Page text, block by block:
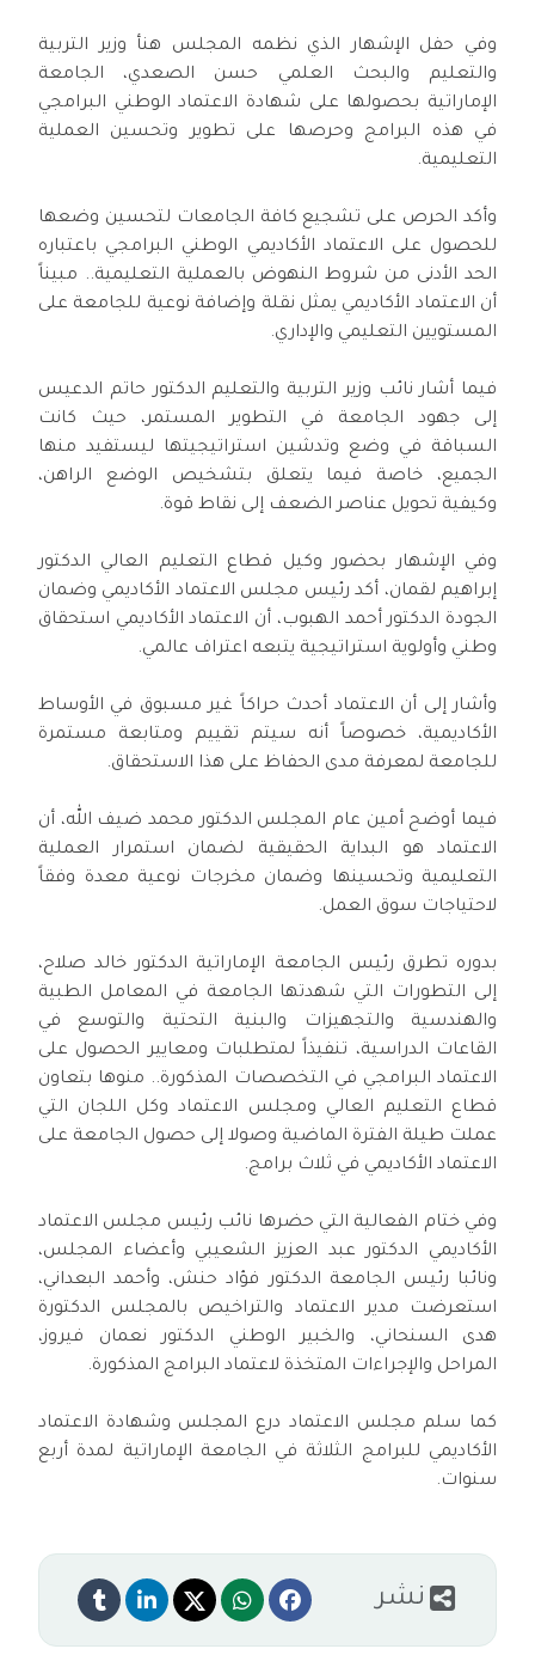
وفي حفل الإشهار الذي نظمه المجلس هنأ وزير التربية
والتعليم والبحث العلمي حسن الصعدي، الجامعة
الإماراتية بحصولها على شهادة الاعتماد الوطني البرامجي
في هذه البرامج وحرصها على تطوير وتحسين العملية
التعليمية.
وأكد الحرص على تشجيع كافة الجامعات لتحسين وضعها
للحصول على الاعتماد الأكاديمي الوطني البرامجي باعتباره
الحد الأدنى من شروط النهوض بالعملية التعليمية.. مبيناً
أن الاعتماد الأكاديمي يمثل نقلة وإضافة نوعية للجامعة على
المستويين التعليمي والإداري.
فيما أشار نائب وزير التربية والتعليم الدكتور حاتم الدعيس
إلى جهود الجامعة في التطوير المستمر، حيث كانت
السباقة في وضع وتدشين استراتيجيتها ليستفيد منها
الجميع، خاصة فيما يتعلق بتشخيص الوضع الراهن،
وكيفية تحويل عناصر الضعف إلى نقاط قوة.
وفي الإشهار بحضور وكيل قطاع التعليم العالي الدكتور
إبراهيم لقمان، أكد رئيس مجلس الاعتماد الأكاديمي وضمان
الجودة الدكتور أحمد الهبوب، أن الاعتماد الأكاديمي استحقاق
وطني وأولوية استراتيجية يتبعه اعتراف عالمي.
وأشار إلى أن الاعتماد أحدث حراكاً غير مسبوق في الأوساط
الأكاديمية، خصوصاً أنه سيتم تقييم ومتابعة مستمرة
للجامعة لمعرفة مدى الحفاظ على هذا الاستحقاق.
فيما أوضح أمين عام المجلس الدكتور محمد ضيف الله، أن
الاعتماد هو البداية الحقيقية لضمان استمرار العملية
التعليمية وتحسينها وضمان مخرجات نوعية معدة وفقاً
لاحتياجات سوق العمل.
بدوره تطرق رئيس الجامعة الإماراتية الدكتور خالد صلاح،
إلى التطورات التي شهدتها الجامعة في المعامل الطبية
والهندسية والتجهيزات والبنية التحتية والتوسع في
القاعات الدراسية، تنفيذاً لمتطلبات ومعايير الحصول على
الاعتماد البرامجي في التخصصات المذكورة.. منوها بتعاون
قطاع التعليم العالي ومجلس الاعتماد وكل اللجان التي
عملت طيلة الفترة الماضية وصولا إلى حصول الجامعة على
الاعتماد الأكاديمي في ثلاث برامج.
وفي ختام الفعالية التي حضرها نائب رئيس مجلس الاعتماد
الأكاديمي الدكتور عبد العزيز الشعيبي وأعضاء المجلس،
ونائبا رئيس الجامعة الدكتور فؤاد حنش، وأحمد البعداني،
استعرضت مدير الاعتماد والتراخيص بالمجلس الدكتورة
هدى السنحاني، والخبير الوطني الدكتور نعمان فيروز،
المراحل والإجراءات المتخذة لاعتماد البرامج المذكورة.
كما سلم ﻣﺠﻠﺲ اﻻﻋﺘﻤﺎد درع اﻟﻤﺠﻠﺲ وﺷﻬﺎدة اﻻﻋﺘﻤﺎد
اﻷﻛﺎدﻳﻤﻲ للبرامج الثلاثة في الجامعة الإماراتية لمدة أربع
سنوات.
نشر